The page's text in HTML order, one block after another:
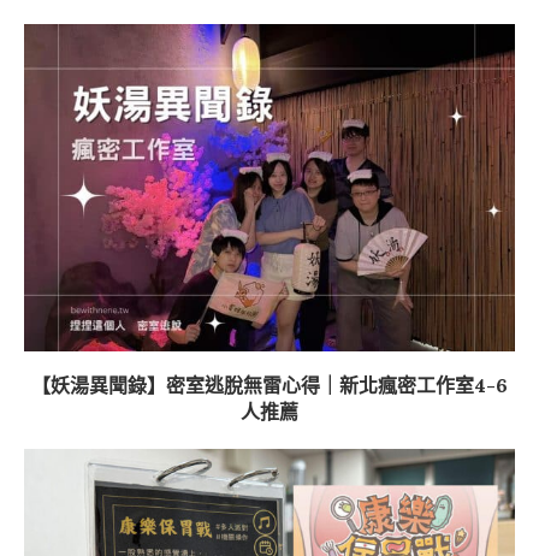
【妖湯異聞錄】密室逃脫無雷心得｜新北瘋密工作室4-6
人推薦